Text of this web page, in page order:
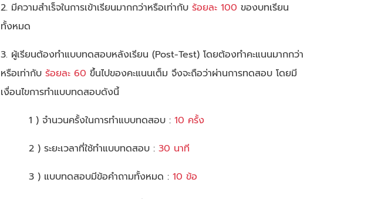
2. มีความสำเร็จในการเข้าเรียนมากกว่าหรือเท่ากับ ร้อยละ 100 ของบทเรียน
ทั้งหมด
3. ผู้เรียนต้องทำแบบทดสอบหลังเรียน (Post-Test) โดยต้องทำคะแนนมากกว่า
หรือเท่ากับ ร้อยละ 60 ขึ้นไปของคะแนนเต็ม จึงจะถือว่าผ่านการทดสอบ โดยมี
เงื่อนไขการทำแบบทดสอบดังนี้
1 ) จำนวนครั้งในการทำแบบทดสอบ : 10 ครั้ง
2 ) ระยะเวลาที่ใช้ทำแบบทดสอบ : 30 นาที
3 ) แบบทดสอบมีข้อคำถามทั้งหมด : 10 ข้อ